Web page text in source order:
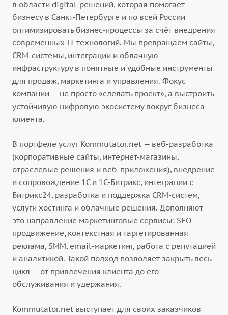
в области digital-решений, которая помогает
бизнесу в Санкт-Петербурге и по всей России
оптимизировать бизнес-процессы за счёт внедрения
современных IT-технологий. Мы превращаем сайты,
CRM-системы, интеграции и облачную
инфраструктуру в понятные и удобные инструменты
для продаж, маркетинга и управления. Фокус
компании — не просто «сделать проект», а выстроить
устойчивую цифровую экосистему вокруг бизнеса
клиента.
В портфеле услуг Kommutator.net — веб-разработка
(корпоративные сайты, интернет-магазины,
отраслевые решения и веб-приложения), внедрение
и сопровождение 1С и 1С-Битрикс, интеграции с
Битрикс24, разработка и поддержка CRM-систем,
услуги хостинга и облачные решения. Дополняют
это направление маркетинговые сервисы: SEO-
продвижение, контекстная и таргетированная
реклама, SMM, email-маркетинг, работа с репутацией
и аналитикой. Такой подход позволяет закрыть весь
цикл — от привлечения клиента до его
обслуживания и удержания.
Kommutator.net выступает для своих заказчиков